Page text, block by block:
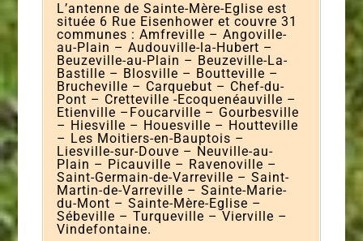
L’antenne de Sainte-Mère-Eglise est
située 6 Rue Eisenhower et couvre 31
communes : Amfreville – Angoville-
au-Plain – Audouville-la-Hubert –
Beuzeville-au-Plain – Beuzeville-La-
Bastille – Blosville – Boutteville –
Brucheville – Carquebut – Chef-du-
Pont – Cretteville -Ecoquenéauville –
Etienville –Foucarville – Gourbesville
– Hiesville – Houesville – Houtteville
– Les Moitiers-en-Bauptois –
Liesville-sur-Douve – Neuville-au-
Plain – Picauville – Ravenoville –
Saint-Germain-de-Varreville – Saint-
Martin-de-Varreville – Sainte-Marie-
du-Mont – Sainte-Mère-Eglise –
Sébeville – Turqueville – Vierville –
Vindefontaine.